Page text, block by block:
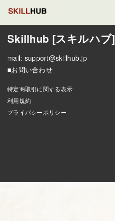
Skillhub [スキルハブ]
mail: support@skillhub.jp
■お問い合わせ
特定商取引に関する表示
利用規約
プライバシーポリシー